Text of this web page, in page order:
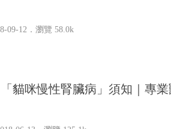
09-12． 瀏覽 58.0k
貓咪慢性腎臟病」須知｜專